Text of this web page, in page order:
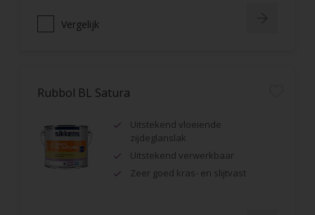
Vergelijk
Rubbol BL Satura
Uitstekend vloeiende
zijdeglanslak
Uitstekend verwerkbaar
Zeer goed kras- en slijtvast